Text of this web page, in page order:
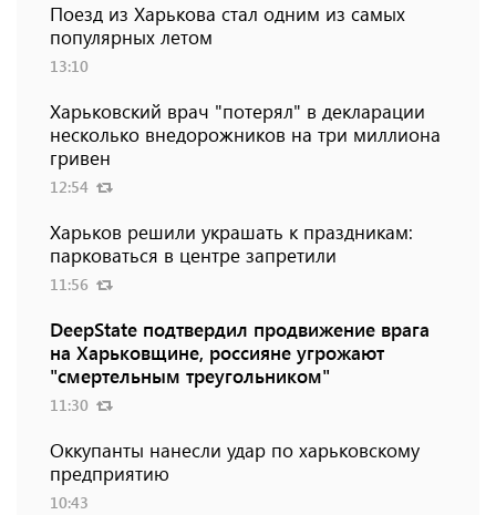
Поезд из Харькова стал одним из самых
популярных летом
13:10
Харьковский врач "потерял" в декларации
несколько внедорожников на три миллиона
гривен
12:54
Харьков решили украшать к праздникам:
парковаться в центре запретили
11:56
DeepState подтвердил продвижение врага
на Харьковщине, россияне угрожают
"смертельным треугольником"
11:30
Оккупанты нанесли удар по харьковскому
предприятию
10:43